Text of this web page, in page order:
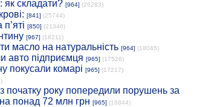
як складати? [964] (26283)
[841] (25744)
[850] (21346)
[967] (18211)
масло на натуральність [964] (18045)
авто підприємця [965] (17526)
покусали комарі [965] (17217)
початку року попередили порушень за
понад 72 млн грн [965] (16844)